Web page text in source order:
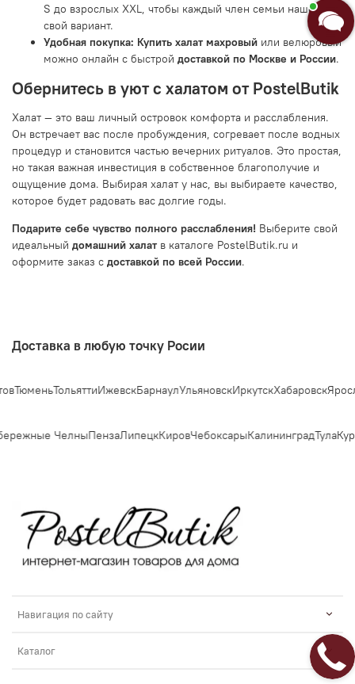
S до взрослых XXL, чтобы каждый член семьи нашел
свой вариант.
Удобная покупка: Купить халат махровый или велюровый
можно онлайн с быстрой доставкой по Москве и России.
Обернитесь в уют с халатом от PostelButik
Халат — это ваш личный островок комфорта и расслабления.
Он встречает вас после пробуждения, согревает после водных
процедур и становится частью вечерних ритуалов. Это простая,
но такая важная инвестиция в собственное благополучие и
ощущение дома. Выбирая халат у нас, вы выбираете качество,
которое будет радовать вас долгие годы.
Подарите себе чувство полного расслабления! Выберите свой
идеальный домашний халат в каталоге PostelButik.ru и
оформите заказ с доставкой по всей России.
Доставка в любую точку Росии
ТольяттиИжевскБарнаулУльяновскИркутскХабаровскЯрославль
ЧелныПензаЛипецкКировЧебоксарыКалининградТулаКурск
Навигация по сайту
Каталог